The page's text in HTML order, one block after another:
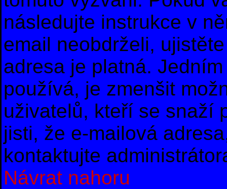
následujte instrukce v
email neobdrželi,
adresa je platná.
používá, je zmenšit
uživatelů, kteří se snaží
jisti, že e-mailová
kontaktujte
Návrat nahoru